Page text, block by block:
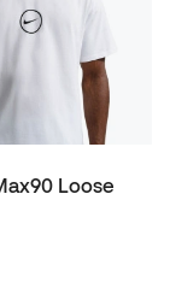
Loose